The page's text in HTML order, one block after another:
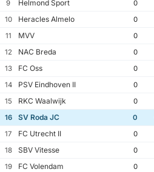
9
Helmond Sport 0
10
Heracles Almelo 0
11
MVV 0
12
NAC Breda 0
13
FC Oss 0
14
PSV Eindhoven II 0
15
RKC Waalwijk 0
16
SV Roda JC 0
17
FC Utrecht II 0
18
SBV Vitesse 0
19
FC Volendam 0